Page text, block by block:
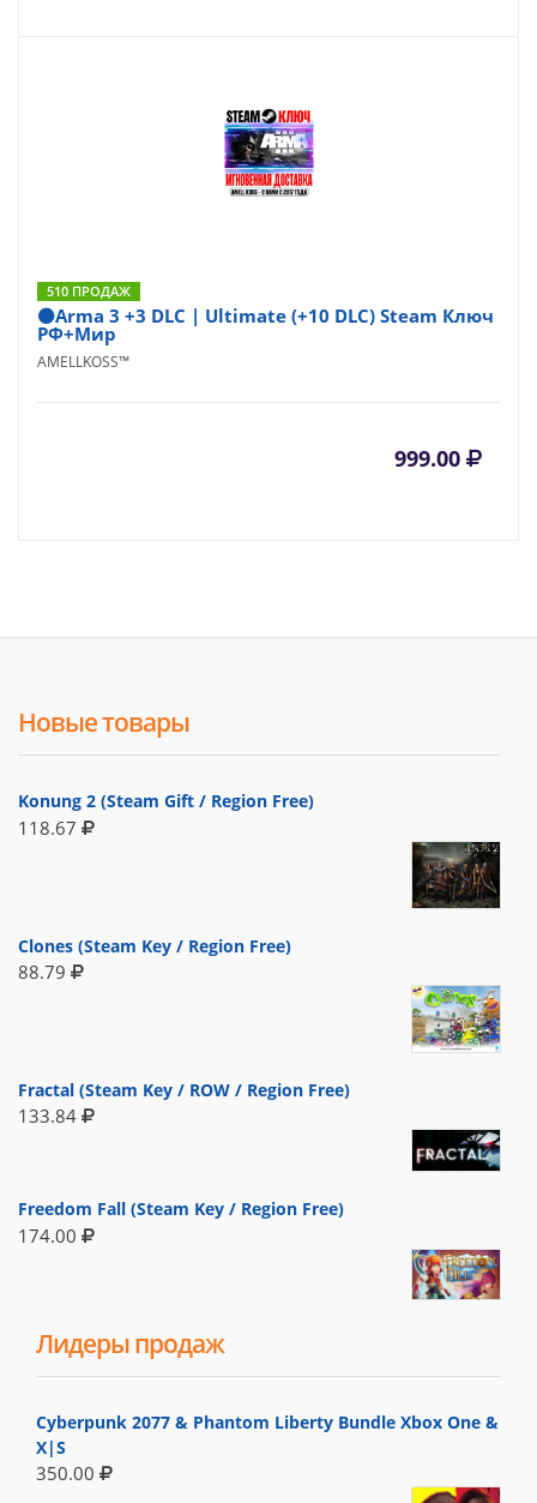
510 ПРОДАЖ
⚫Arma 3 +3 DLC | Ultimate (+10 DLC) Steam Ключ
РФ+Мир
AMELLKOSS™
999.00
Новые товары
Konung 2 (Steam Gift / Region Free)
118.67
Clones (Steam Key / Region Free)
88.79
Fractal (Steam Key / ROW / Region Free)
133.84
Freedom Fall (Steam Key / Region Free)
174.00
Лидеры продаж
Cyberpunk 2077 & Phantom Liberty Bundle Xbox One &
X|S
350.00